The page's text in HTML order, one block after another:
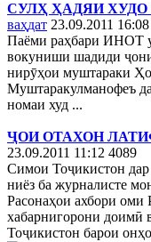
СУЛҲ ҲАДЯИ ХУДО
ваҳдат 23.09.2011 16:08
Паёми раҳбари ИНОТ
вокуниши шадиди
нирӯҳои муштараки
Муштаракулманофеъ
номаи худ ...
ҶОИ ОТАХОН
23.09.2011 11:12 4089
Симои Тоҷикистон
ниёз ба журналисте
Расонаҳои ахбори оми
хабарнигорони доимӣ
Тоҷикистон барои